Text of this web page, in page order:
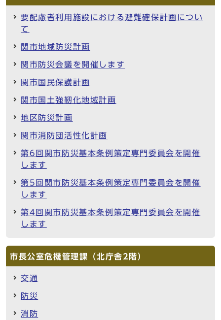
要配慮者利用施設における避難確保計画につい
て
関市地域防災計画
関市防災会議を開催します
関市国民保護計画
関市国土強靭化地域計画
地区防災計画
関市消防団活性化計画
第6回関市防災基本条例策定専門委員会を開催
します
第5回関市防災基本条例策定専門委員会を開催
します
第4回関市防災基本条例策定専門委員会を開催
します
市長公室危機管理課（北庁舎2階）
交通
防災
消防